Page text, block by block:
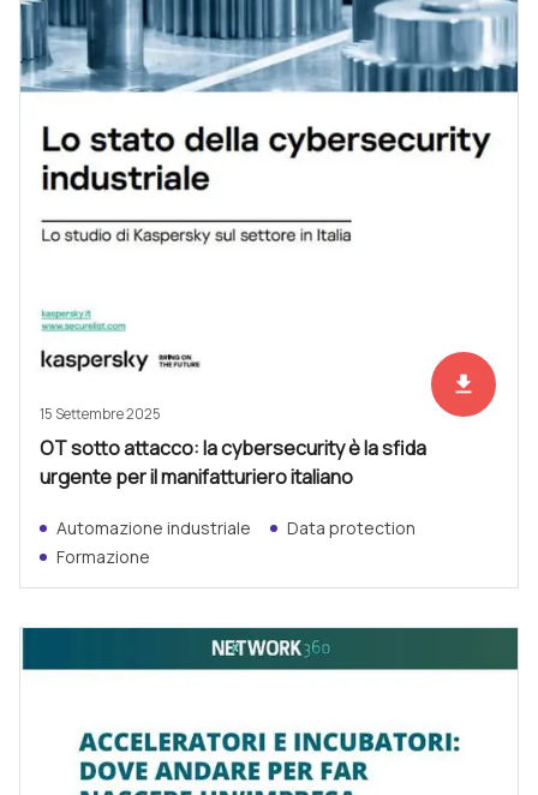
Scarica
file_download
15 Settembre 2025
OT sotto attacco: la cybersecurity è la sfida
urgente per il manifatturiero italiano
Automazione industriale
Data protection
Formazione